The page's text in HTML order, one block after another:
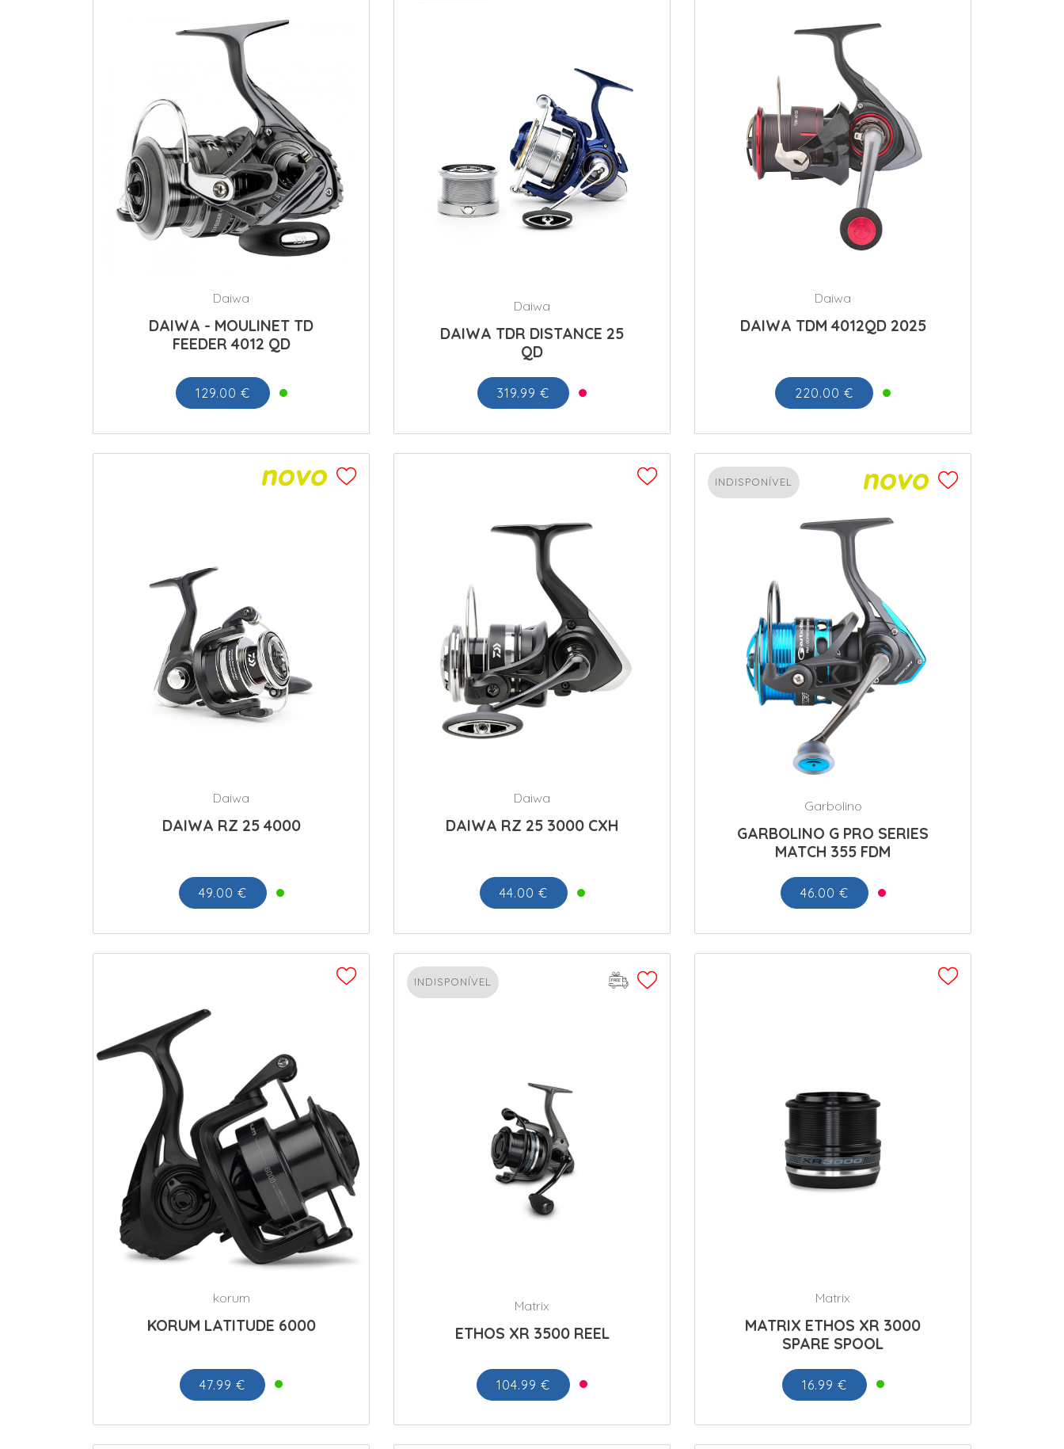
Daiwa
DAIWA - MOULINET TD
FEEDER 4012 QD
129.00 €
Daiwa
DAIWA TDR DISTANCE 25
QD
319.99 €
Daiwa
DAIWA TDM 4012QD 2025
220.00 €
Daiwa
DAIWA RZ 25 4000
49.00 €
Daiwa
DAIWA RZ 25 3000 CXH
44.00 €
INDISPONÍVEL
Garbolino
GARBOLINO G PRO SERIES
MATCH 355 FDM
46.00 €
korum
KORUM LATITUDE 6000
47.99 €
INDISPONÍVEL
Matrix
ETHOS XR 3500 REEL
104.99 €
Matrix
MATRIX ETHOS XR 3000
SPARE SPOOL
16.99 €